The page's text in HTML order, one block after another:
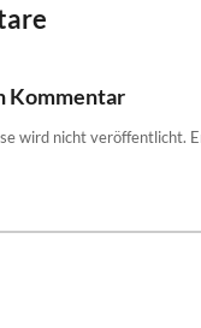
Kommentar
wird nicht veröffentlicht.